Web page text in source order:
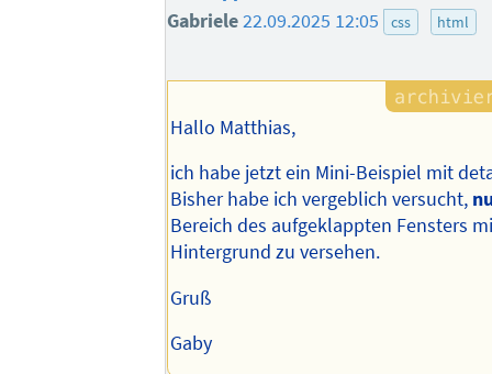
Gabriele22.09.2025 12:05 css html
Hallo Matthias,
ich habe jetzt ein Mini-Beispiel mit
Bisher habe ich vergeblich versucht,
Bereich des aufgeklappten Fensters
Hintergrund zu versehen.
Gruß
Gaby